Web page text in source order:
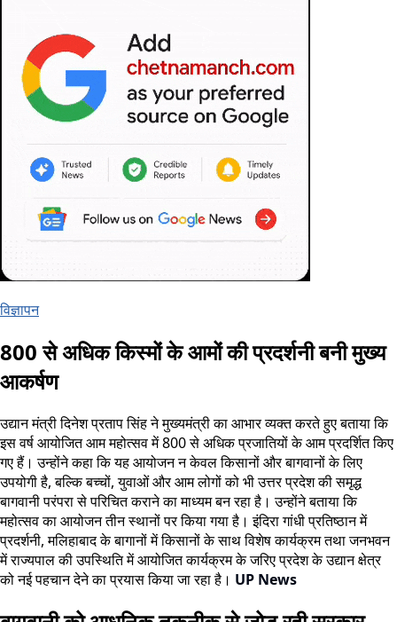
विज्ञापन
800 से अधिक किस्मों के आमों की प्रदर्शनी बनी मुख्य
आकर्षण
उद्यान मंत्री दिनेश प्रताप सिंह ने मुख्यमंत्री का आभार व्यक्त करते हुए बताया कि
इस वर्ष आयोजित आम महोत्सव में 800 से अधिक प्रजातियों के आम प्रदर्शित किए
गए हैं। उन्होंने कहा कि यह आयोजन न केवल किसानों और बागवानों के लिए
उपयोगी है, बल्कि बच्चों, युवाओं और आम लोगों को भी उत्तर प्रदेश की समृद्ध
बागवानी परंपरा से परिचित कराने का माध्यम बन रहा है। उन्होंने बताया कि
महोत्सव का आयोजन तीन स्थानों पर किया गया है। इंदिरा गांधी प्रतिष्ठान में
प्रदर्शनी, मलिहाबाद के बागानों में किसानों के साथ विशेष कार्यक्रम तथा जनभवन
में राज्यपाल की उपस्थिति में आयोजित कार्यक्रम के जरिए प्रदेश के उद्यान क्षेत्र
को नई पहचान देने का प्रयास किया जा रहा है। UP News